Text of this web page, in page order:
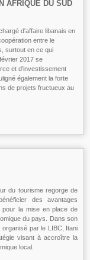
AFRIQUE DU SUD
d'affaire libanais en
entre le
surtout en ce qui
2017 se
et d'investissement
également la forte
de projets fructueux au
du tourisme regorge de
des avantages
pour la mise en place de
du pays. Dans son
par le LIBC, Itani
visant à accroître la
local.